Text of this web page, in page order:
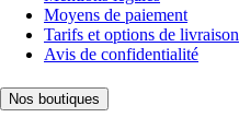
Moyens de paiement
Tarifs et options de livraison
Avis de confidentialité
Nos boutiques